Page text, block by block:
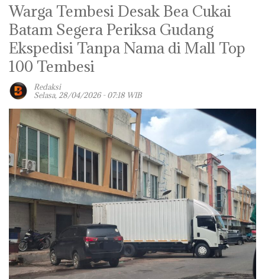
Warga Tembesi Desak Bea Cukai
Batam Segera Periksa Gudang
Ekspedisi Tanpa Nama di Mall Top
100 Tembesi
Redaksi
Selasa, 28/04/2026 - 07:18 WIB